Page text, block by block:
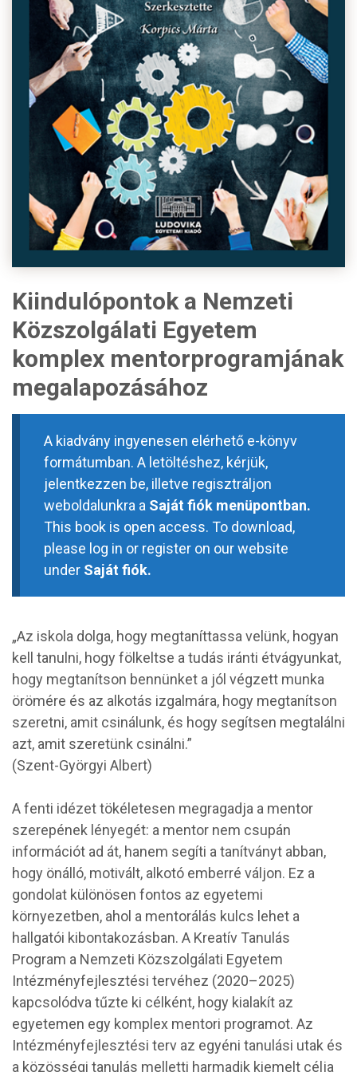
Kiindulópontok a Nemzeti
Közszolgálati Egyetem
komplex mentorprogramjának
megalapozásához
„Az iskola dolga, hogy megtaníttassa velünk, hogyan
kell tanulni, hogy fölkeltse a tudás iránti étvágyunkat,
hogy megtanítson bennünket a jól végzett munka
örömére és az alkotás izgalmára, hogy megtanítson
szeretni, amit csinálunk, és hogy segítsen megtalálni
azt, amit szeretünk csinálni.”
(Szent-Györgyi Albert)
A fenti idézet tökéletesen megragadja a mentor
szerepének lényegét: a mentor nem csupán
információt ad át, hanem segíti a tanítványt abban,
hogy önálló, motivált, alkotó emberré váljon. Ez a
gondolat különösen fontos az egyetemi
környezetben, ahol a mentorálás kulcs lehet a
hallgatói kibontakozásban. A Kreatív Tanulás
Program a Nemzeti Közszolgálati Egyetem
Intézményfejlesztési tervéhez (2020–2025)
kapcsolódva tűzte ki célként, hogy kialakít az
egyetemen egy komplex mentori programot. Az
Intézményfejlesztési terv az egyéni tanulási utak és
a közösségi tanulás melletti harmadik kiemelt célja
A kiadvány ingyenesen elérhető e-könyv
formátumban. A letöltéshez, kérjük,
jelentkezzen be, illetve regisztráljon
weboldalunkra a Saját fiók menüpontban.
This book is open access. To download,
please log in or register on our website
under Saját fiók.